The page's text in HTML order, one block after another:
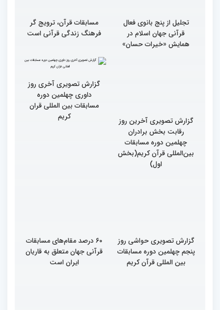
تجلیل از پنج بانوی فعال
قرآنی جهان اسلام در
همایش «خیرات حسان»
مسابقات قرآن، ترویج گر
فرهنگ زندگی قرآنی است
گزارش تصویری آخرین روز
رقابت بخش برادران
چهلمین دوره مسابقات
بین‌المللی قرآن کریم(بخش
اول)
گزارش تصویری آخری روز
گزارش تصویری حواشی روز
پنجم چهلمین دوره مسابقات
بین المللی قرآن کریم
۶۰ درصد مقام‌های مسابقات
قرآنی جهان متعلق به قاریان
ایران است